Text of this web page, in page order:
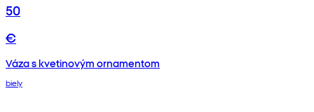
50
€
Váza s kvetinovým ornamentom
biely